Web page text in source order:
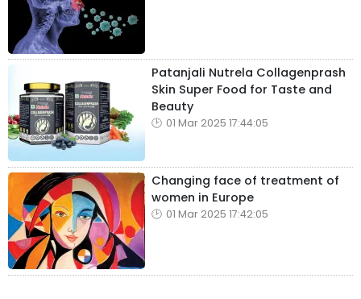
Patanjali Nutrela Collagenprash
Skin Super Food for Taste and
Beauty
01 Mar 2025 17:44:05
Changing face of treatment of
women in Europe
01 Mar 2025 17:42:05